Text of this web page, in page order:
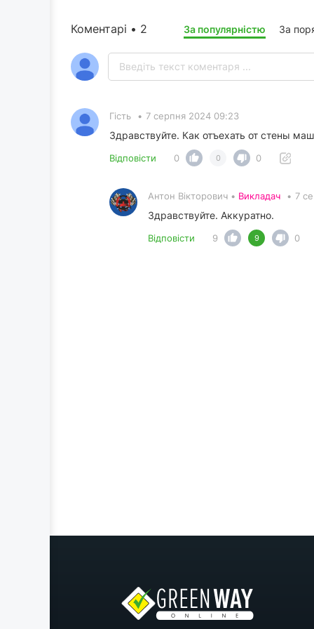
Коментарі • 2 За популярністю За
Гість • 7 серпня 2024 09:23
Здравствуйте. Как отъехать от стены
Відповісти 0 0 0
Антон Вікторович • Викладач • 7
Здравствуйте. Аккуратно.
Відповісти 9 9 0